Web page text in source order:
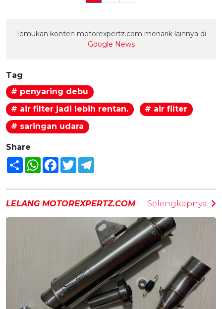
Temukan konten motorexpertz.com menarik lainnya di
Google News
Tag
# penyaring debu
# air filter jadi lebih rentan.
# air filter
# saringan udara
Share
Share WhatsAppFacebook
Twitter
LELANG MOTOREXPERTZ.COM Selengkapnya